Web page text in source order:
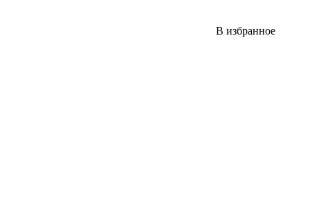
В избранное